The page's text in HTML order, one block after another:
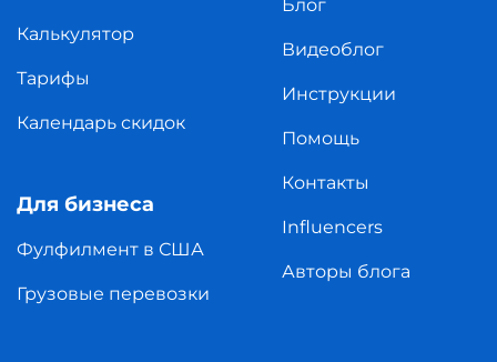
Калькулятор
Тарифы
Календарь скидок
Для бизнеса
Фулфилмент в США
Грузовые перевозки
Блог
Видеоблог
Инструкции
Помощь
Контакты
Influencers
Авторы блога